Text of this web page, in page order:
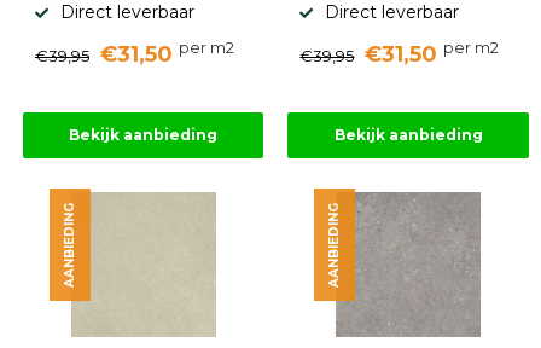
Direct leverbaar
€39,95 €31,50 per m2
Bekijk aanbieding
Direct leverbaar
€39,95 €31,50 per m2
Bekijk aanbieding
AANBIEDING AANBIEDING